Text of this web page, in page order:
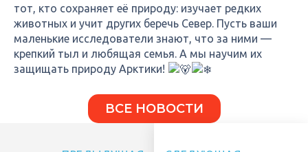
тот, кто сохраняет её природу: изучает редких
животных и учит других беречь Север. Пусть ваши
маленькие исследователи знают, что за ними —
крепкий тыл и любящая семья. А мы научим их
защищать природу Арктики!
ВСЕ НОВОСТИ